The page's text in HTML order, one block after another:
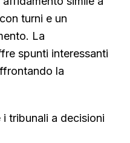
turni e un
La
spunti interessanti
la
tribunali a decisioni